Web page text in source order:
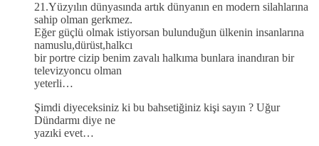
21.Yüzyılın dünyasında artık dünyanın en modern silahlarına
sahip olman gerkmez.
Eğer güçlü olmak istiyorsan bulunduğun ülkenin insanlarına
namuslu,dürüst,halkcı
bir portre cizip benim zavalı halkıma bunlara inandıran bir
televizyoncu olman
yeterli…
Şimdi diyeceksiniz ki bu bahsetiğiniz kişi sayın ? Uğur
Dündarmı diye ne
yazıki evet…